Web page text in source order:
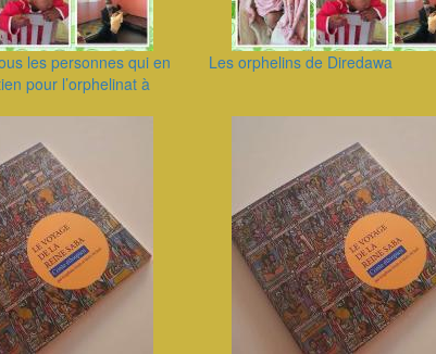
les personnes qui en
pour l’orphelinat à
Les orphelins de Diredawa